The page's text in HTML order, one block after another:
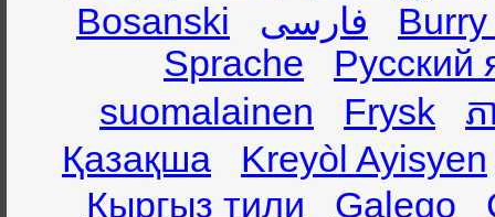
Bosanski
فارسی
Sprache
Русский
suomalainen
Frysk
ភ
Қазақша
Kreyòl Ayisyen
Кыргыз тили
Galego